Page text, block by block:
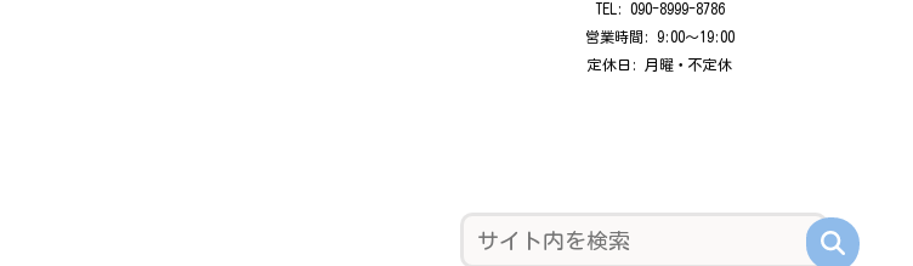
TEL: 090-8999-8786
営業時間: 9:00〜19:00
定休日: 月曜・不定休